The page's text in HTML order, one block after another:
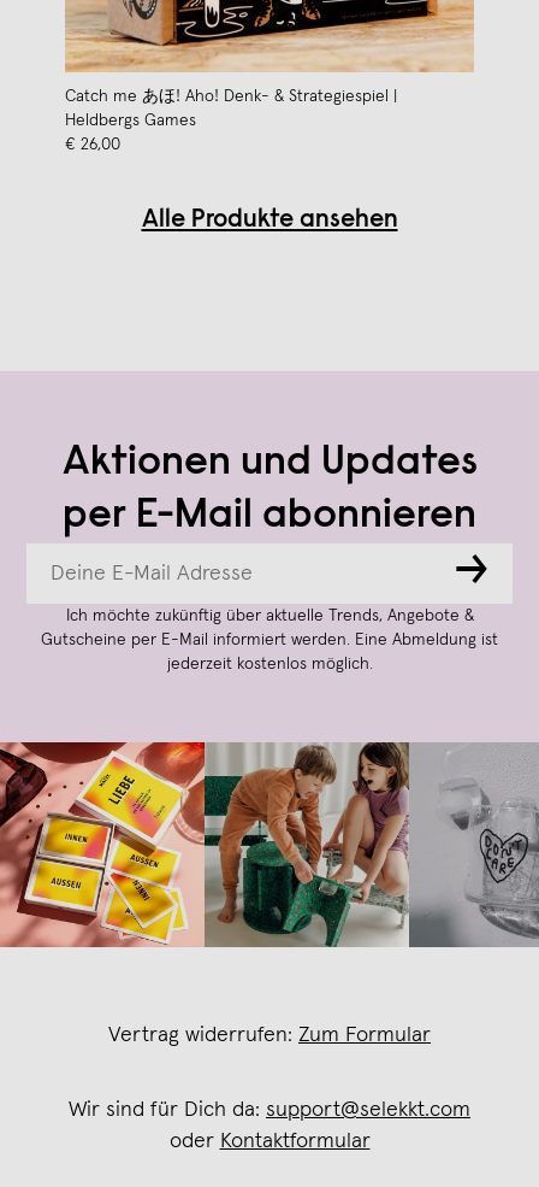
Catch me あほ! Aho! Denk- & Strategiespiel |
Heldbergs Games
€ 26,00
Alle Produkte ansehen
Aktionen und Updates
per E-Mail abonnieren
→
Ich möchte zukünftig über aktuelle Trends, Angebote &
Gutscheine per E-Mail informiert werden. Eine Abmeldung ist
jederzeit kostenlos möglich.
Vertrag widerrufen: Zum Formular
Wir sind für Dich da: support@selekkt.com
oder Kontaktformular